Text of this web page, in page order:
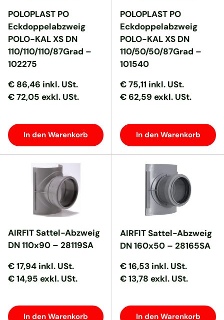
POLOPLAST PO
Eckdoppelabzweig
POLO-KAL XS DN
110/110/110/87Grad –
102275
Normaler Preis
Normaler Preis
€ 86,46 inkl. USt.
€ 72,05 exkl. USt.
In den Warenkorb
POLOPLAST PO
Eckdoppelabzweig
POLO-KAL XS DN
110/50/50/87Grad –
101540
Normaler Preis
Normaler Preis
€ 75,11 inkl. USt.
€ 62,59 exkl. USt.
In den Warenkorb
AIRFIT Sattel-Abzweig
DN 110x90 – 28119SA
Normaler Preis
Normaler Preis
€ 17,94 inkl. USt.
€ 14,95 exkl. USt.
In den Warenkorb
AIRFIT Sattel-Abzweig
DN 160x50 – 28165SA
Normaler Preis
Normaler Preis
€ 16,53 inkl. USt.
€ 13,78 exkl. USt.
In den Warenkorb